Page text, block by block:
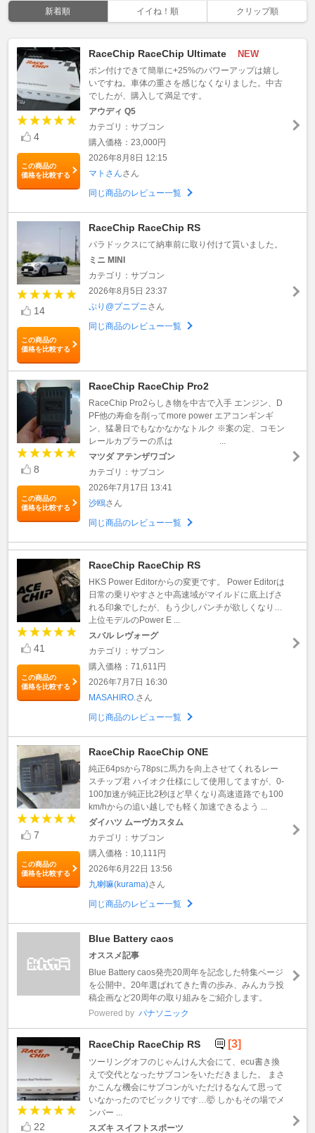
新着順 イイね！順 クリップ順
4
この商品の
価格を比較する
RaceChip RaceChip Ultimate NEW
ポン付けできて簡単に+25%のパワーアップは嬉し
いですね。車体の重さを感じなくなりました。中古
でしたが、購入して満足です。
アウディ Q5
カテゴリ：サブコン
購入価格：23,000円
2026年8月8日 12:15
マトさんさん
同じ商品のレビュー一覧
14
この商品の
価格を比較する
RaceChip RaceChip RS
パラドックスにて納車前に取り付けて貰いました。
ミニ MINI
カテゴリ：サブコン
2026年8月5日 23:37
ぷり@プニプニ さん
同じ商品のレビュー一覧
8
この商品の
価格を比較する
RaceChip RaceChip Pro2
RaceChip Pro2らしき物を中古で入手 エンジン、D
PF他の寿命を削ってmore power エアコンギンギ
ン、猛暑日でもなかなかなトルク ※案の定、コモン
レールカプラーの爪は ...
マツダ アテンザワゴン
カテゴリ：サブコン
2026年7月17日 13:41
沙鴎さん
同じ商品のレビュー一覧
41
この商品の
価格を比較する
RaceChip RaceChip RS
HKS Power Editorからの変更です。 Power Editorは
日常の乗りやすさと中高速域がマイルドに底上げさ
れる印象でしたが、もう少しパンチが欲しくなり…
上位モデルのPower E ...
スバル レヴォーグ
カテゴリ：サブコン
購入価格：71,611円
2026年7月7日 16:30
MASAHIRO. さん
同じ商品のレビュー一覧
7
この商品の
価格を比較する
RaceChip RaceChip ONE
純正64psから78psに馬力を向上させてくれるレー
スチップ君 ハイオク仕様にして使用してますが、0-
100加速が純正比2秒ほど早くなり高速道路でも100
km/hからの追い越しでも軽く加速できるよう ...
ダイハツ ムーヴカスタム
カテゴリ：サブコン
購入価格：10,111円
2026年6月22日 13:56
九喇嘛(kurama)さん
同じ商品のレビュー一覧
Blue Battery caos
オススメ記事
Blue Battery caos発売20周年を記念した特集ページ
を公開中。20年選ばれてきた青の歩み、みんカラ投
稿企画など20周年の取り組みをご紹介します。
Powered by パナソニック
22
RaceChip RaceChip RS [3]
ツーリングオフのじゃんけん大会にて、ecu書き換
えで交代となったサブコンをいただきました。 まさ
かこんな機会にサブコンがいただけるなんて思って
いなかったのでビックリです…🤯 しかもその場でメ
ンバー ...
スズキ スイフトスポーツ